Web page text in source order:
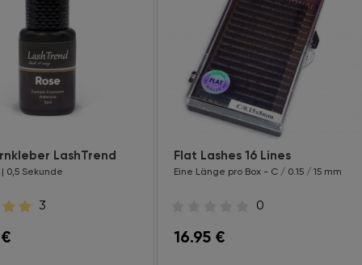
LashTrend
| 0,5 Sekunde
3
Flat Lashes 16 Lines
Eine Länge pro Box - C / 0.15 / 15 mm
0
16.95 €